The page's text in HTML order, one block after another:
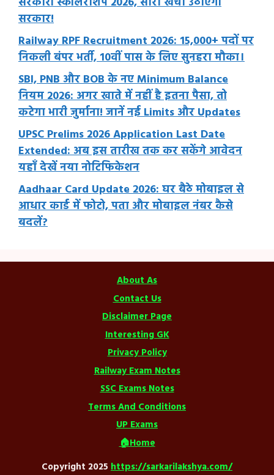
सरकार!
Railway RPF Recruitment 2026: 15,000+ पदों पर
निकली बंपर भर्ती, 10वीं पास के लिए सुनहरा मौका।
SBI, PNB और BOB के नए Minimum Balance
नियम 2026: अगर खाते में नहीं है इतना पैसा, तो
कटेगा भारी जुर्माना! जानें नई Limits और Updates
UPSC Prelims 2026 Application Last Date
Extended: अब इस तारीख तक कर सकेंगे आवेदन
यहाँ देखें नया नोटिफिकेशन
Aadhaar Card Update 2026: घर बैठे मोबाइल से
आधार कार्ड में फोटो, पता और मोबाइल नंबर कैसे
बदलें?
About As
Contact Us
Disclaimer Page
Interesting GK
Privacy Policy
Railway Exam Notes
SSC Exams Notes
Terms And Conditions
UP Exams
🏠Home
Copyright 2025 https://sarkarilakshya.com/